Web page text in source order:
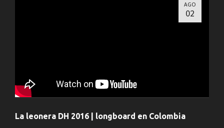
AGO
02
La leonera DH 2016 | longboard en Colombia